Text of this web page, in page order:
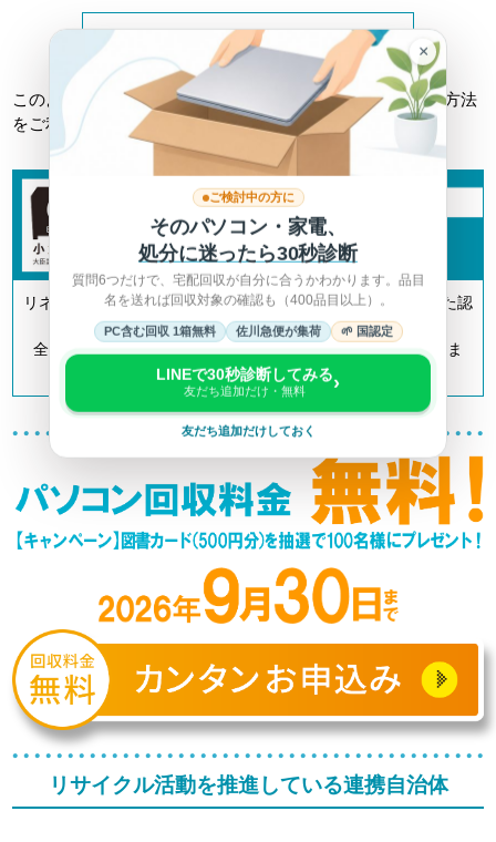
詳しくは総務省HPへ >
このようなトラブルに巻き込まれない為にも、正しい回収方法
をご利用ください。
リネットジャパンは「小型家電リサイクル法」の認定を受けた認
定事業者です。
全国700以上の自治体とも連携してリサイクルを推進していま
す。
リサイクル活動を推進している連携自治体
×
ご検討中の方に
そのパソコン・家電、
処分に迷ったら30秒診断
質問6つだけで、宅配回収が自分に合うかわかります。品目
名を送れば回収対象の確認も（400品目以上）。
PC含む回収 1箱無料 佐川急便が集荷 🌱 国認定
LINEで30秒診断してみる
友だち追加だけ・無料 ›
友だち追加だけしておく